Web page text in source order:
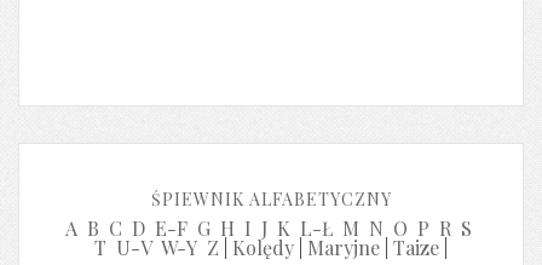
ŚPIEWNIK ALFABETYCZNY
A B C D E-F G H I J K L-Ł M N O P R S
T U-V W-Y Z Kolędy Maryjne Taize